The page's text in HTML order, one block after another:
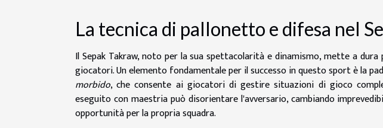
La tecnica di pallonetto e difesa nel
Il Sepak Takraw, noto per la sua spettacolarità e dinamismo, mette a
giocatori. Un elemento fondamentale per il successo in questo sport è la
morbido, che consente ai giocatori di gestire situazioni di gioco
eseguito con maestria può disorientare l'avversario, cambiando
opportunità per la propria squadra.